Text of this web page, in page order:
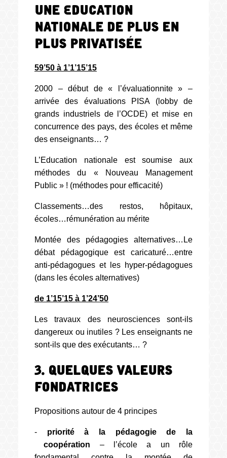
une Education
Nationale de plus en
plus privatisée
59’50 à 1’1’15’15
2000 – début de « l’évaluationnite » –
arrivée des évaluations PISA (lobby de
grands industriels de l’OCDE) et mise en
concurrence des pays, des écoles et même
des enseignants… ?
L’Education nationale est soumise aux
méthodes du « Nouveau Management
Public » ! (méthodes pour efficacité)
Classements…des restos, hôpitaux,
écoles…rémunération au mérite
Montée des pédagogies alternatives…Le
débat pédagogique est caricaturé…entre
anti-pédagogues et les hyper-pédagogues
(dans les écoles alternatives)
de 1’15’15 à 1’24’50
Les travaux des neurosciences sont-ils
dangereux ou inutiles ? Les enseignants ne
sont-ils que des exécutants… ?
3. Quelques valeurs
fondatrices
Propositions autour de 4 principes
- priorité à la pédagogie de la
coopération – l’école a un rôle